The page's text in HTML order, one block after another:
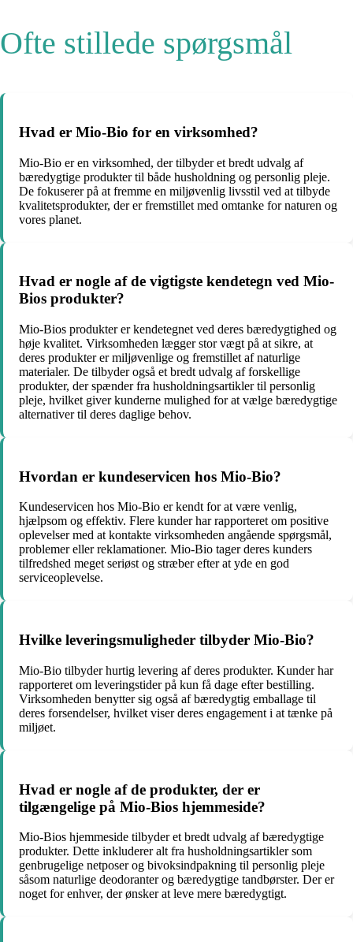
Ofte stillede spørgsmål
Hvad er Mio-Bio for en virksomhed?
Mio-Bio er en virksomhed, der tilbyder et bredt udvalg af
bæredygtige produkter til både husholdning og personlig pleje.
De fokuserer på at fremme en miljøvenlig livsstil ved at tilbyde
kvalitetsprodukter, der er fremstillet med omtanke for naturen og
vores planet.
Hvad er nogle af de vigtigste kendetegn ved Mio-
Bios produkter?
Mio-Bios produkter er kendetegnet ved deres bæredygtighed og
høje kvalitet. Virksomheden lægger stor vægt på at sikre, at
deres produkter er miljøvenlige og fremstillet af naturlige
materialer. De tilbyder også et bredt udvalg af forskellige
produkter, der spænder fra husholdningsartikler til personlig
pleje, hvilket giver kunderne mulighed for at vælge bæredygtige
alternativer til deres daglige behov.
Hvordan er kundeservicen hos Mio-Bio?
Kundeservicen hos Mio-Bio er kendt for at være venlig,
hjælpsom og effektiv. Flere kunder har rapporteret om positive
oplevelser med at kontakte virksomheden angående spørgsmål,
problemer eller reklamationer. Mio-Bio tager deres kunders
tilfredshed meget seriøst og stræber efter at yde en god
serviceoplevelse.
Hvilke leveringsmuligheder tilbyder Mio-Bio?
Mio-Bio tilbyder hurtig levering af deres produkter. Kunder har
rapporteret om leveringstider på kun få dage efter bestilling.
Virksomheden benytter sig også af bæredygtig emballage til
deres forsendelser, hvilket viser deres engagement i at tænke på
miljøet.
Hvad er nogle af de produkter, der er
tilgængelige på Mio-Bios hjemmeside?
Mio-Bios hjemmeside tilbyder et bredt udvalg af bæredygtige
produkter. Dette inkluderer alt fra husholdningsartikler som
genbrugelige netposer og bivoksindpakning til personlig pleje
såsom naturlige deodoranter og bæredygtige tandbørster. Der er
noget for enhver, der ønsker at leve mere bæredygtigt.